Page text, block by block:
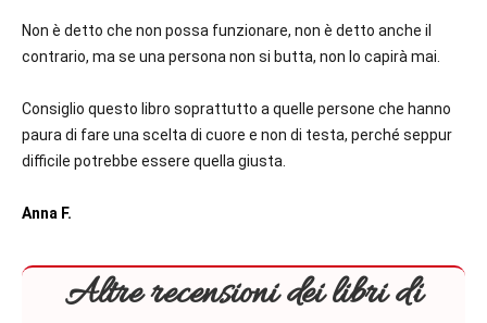
Non è detto che non possa funzionare, non è detto anche il
contrario, ma se una persona non si butta, non lo capirà mai.
Consiglio questo libro soprattutto a quelle persone che hanno
paura di fare una scelta di cuore e non di testa, perché seppur
difficile potrebbe essere quella giusta.
Anna F.
Altre recensioni dei libri di